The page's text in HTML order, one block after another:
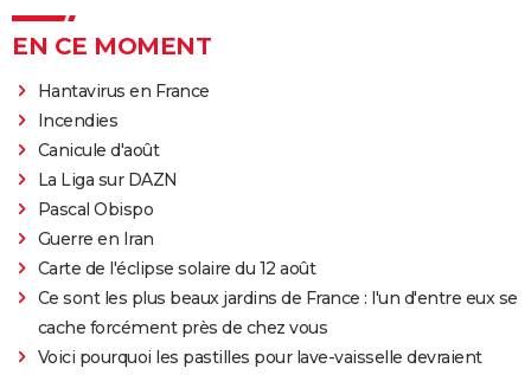
EN CE MOMENT
Hantavirus en France
Incendies
Canicule d'août
La Liga sur DAZN
Pascal Obispo
Guerre en Iran
Carte de l'éclipse solaire du 12 août
Ce sont les plus beaux jardins de France : l'un d'entre eux se
cache forcément près de chez vous
Voici pourquoi les pastilles pour lave-vaisselle devraient